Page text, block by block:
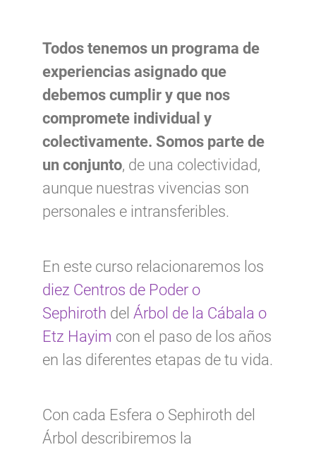
Todos tenemos un programa de
experiencias asignado que
debemos cumplir y que nos
compromete individual y
colectivamente. Somos parte de
un conjunto, de una colectividad,
aunque nuestras vivencias son
personales e intransferibles.
En este curso relacionaremos los
diez Centros de Poder o
Sephiroth del Árbol de la Cábala o
Etz Hayim con el paso de los años
en las diferentes etapas de tu vida.
Con cada Esfera o Sephiroth del
Árbol describiremos la